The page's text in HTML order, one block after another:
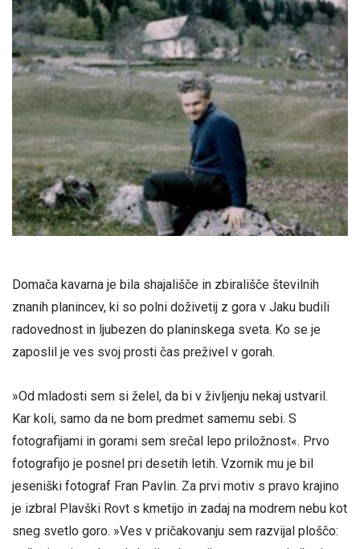
Domača kavarna je bila shajališče in zbirališče številnih
znanih planincev, ki so polni doživetij z gora v Jaku budili
radovednost in ljubezen do planinskega sveta. Ko se je
zaposlil je ves svoj prosti čas preživel v gorah.
»Od mladosti sem si želel, da bi v življenju nekaj ustvaril.
Kar koli, samo da ne bom predmet samemu sebi. S
fotografijami in gorami sem srečal lepo priložnost«. Prvo
fotografijo je posnel pri desetih letih. Vzornik mu je bil
jeseniški fotograf Fran Pavlin. Za prvi motiv s pravo krajino
je izbral Plavški Rovt s kmetijo in zadaj na modrem nebu kot
sneg svetlo goro. »Ves v pričakovanju sem razvijal ploščo: